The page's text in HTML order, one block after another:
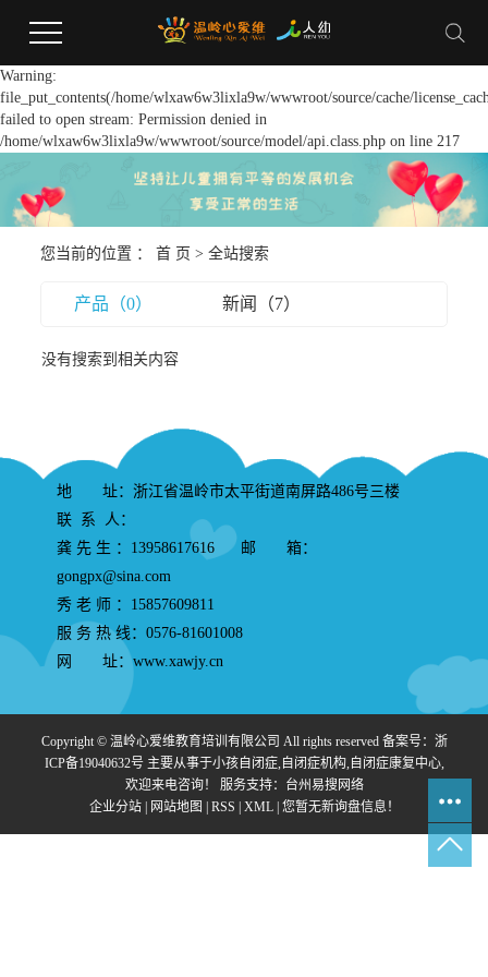
Warning:
file_put_contents(/home/wlxaw6w3lixla9w/wwwroot/source/cache/
failed to open stream: Permission denied in
/home/wlxaw6w3lixla9w/wwwroot/source/model/api.class.php on line 217
您当前的位置 ：首 页 > 全站搜索
产品（0） 新闻（7）
没有搜索到相关内容
地 址：浙江省温岭市太平街道南屏路486号三楼
联 系 人：
龚 先 生 ：13958617616 邮 箱：
gongpx@sina.com
秀 老 师 ：15857609811
服 务 热 线：0576-81601008
网 址：www.xawjy.cn
Copyright © 温岭心爱维教育培训有限公司 All rights reserved 备案号： 浙
ICP备19040632号主要从事于小孩自闭症, 自闭症机构, 自闭症康复中心,
欢迎来电咨询！ 服务支持：
台州易搜网络
企业分站| 网站地图 RSS XML| 您暂无新询盘信息！